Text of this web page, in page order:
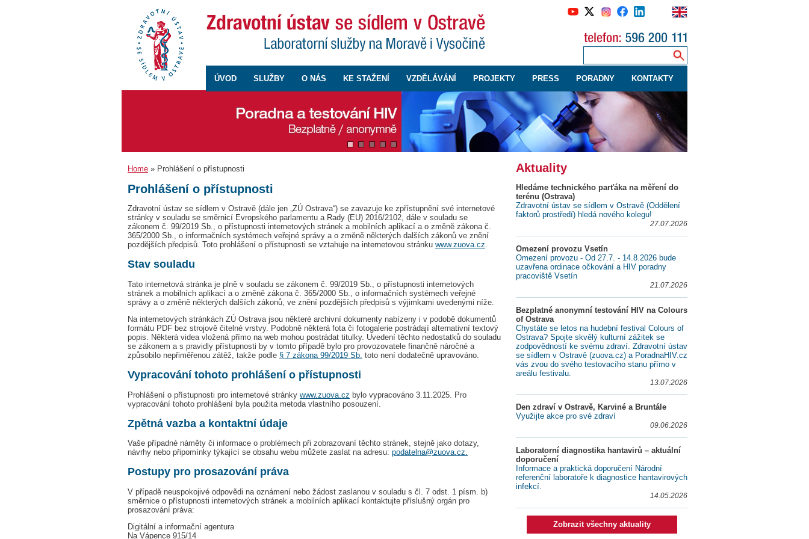
ÚVOD SLUŽBY O NÁS KE STAŽENÍ VZDĚLÁVÁNÍ PROJEKTY PRESS PORADNY KONTAKTY
Home » Prohlášení o přístupnosti
Prohlášení o přístupnosti
Zdravotní ústav se sídlem v Ostravě (dále jen „ZÚ Ostrava“) se zavazuje ke zpřístupnění své internetové
stránky v souladu se směrnicí Evropského parlamentu a Rady (EU) 2016/2102, dále v souladu se
zákonem č. 99/2019 Sb., o přístupnosti internetových stránek a mobilních aplikací a o změně zákona č.
365/2000 Sb., o informačních systémech veřejné správy a o změně některých dalších zákonů ve znění
pozdějších předpisů. Toto prohlášení o přístupnosti se vztahuje na internetovou stránku www.zuova.cz.
Stav souladu
Tato internetová stránka je plně v souladu se zákonem č. 99/2019 Sb., o přístupnosti internetových
stránek a mobilních aplikací a o změně zákona č. 365/2000 Sb., o informačních systémech veřejné
správy a o změně některých dalších zákonů, ve znění pozdějších předpisů s výjimkami uvedenými níže.
Na internetových stránkách ZÚ Ostrava jsou některé archivní dokumenty nabízeny i v podobě dokumentů
formátu PDF bez strojově čitelné vrstvy. Podobně některá fota či fotogalerie postrádají alternativní textový
popis. Některá videa vložená přímo na web mohou postrádat titulky. Uvedení těchto nedostatků do souladu
se zákonem a s pravidly přístupnosti by v tomto případě bylo pro provozovatele finančně náročné a
způsobilo nepřiměřenou zátěž, takže podle § 7 zákona 99/2019 Sb. toto není dodatečně upravováno.
Vypracování tohoto prohlášení o přístupnosti
Prohlášení o přístupnosti pro internetové stránky www.zuova.cz bylo vypracováno 3.11.2025. Pro
vypracování tohoto prohlášení byla použita metoda vlastního posouzení.
Zpětná vazba a kontaktní údaje
Vaše případné náměty či informace o problémech při zobrazovaní těchto stránek, stejně jako dotazy,
návrhy nebo připomínky týkající se obsahu webu můžete zaslat na adresu: podatelna@zuova.cz.
Postupy pro prosazování práva
V případě neuspokojivé odpovědi na oznámení nebo žádost zaslanou v souladu s čl. 7 odst. 1 písm. b)
směrnice o přístupnosti internetových stránek a mobilních aplikací kontaktujte příslušný orgán pro
prosazování práva:
Digitální a informační agentura
Na Vápence 915/14
Aktuality
Hledáme technického parťáka na měření do
terénu (Ostrava)
Zdravotní ústav se sídlem v Ostravě (Oddělení
faktorů prostředí) hledá nového kolegu!
27.07.2026
Omezení provozu Vsetín
Omezení provozu - Od 27.7. - 14.8.2026 bude
uzavřena ordinace očkování a HIV poradny
pracoviště Vsetín
21.07.2026
Bezplatné anonymní testování HIV na Colours
of Ostrava
Chystáte se letos na hudební festival Colours of
Ostrava? Spojte skvělý kulturní zážitek se
zodpovědností ke svému zdraví. Zdravotní ústav
se sídlem v Ostravě (zuova.cz) a PoradnaHIV.cz
vás zvou do svého testovacího stanu přímo v
areálu festivalu.
13.07.2026
Den zdraví v Ostravě, Karviné a Bruntále
Využijte akce pro své zdraví
09.06.2026
Laboratorní diagnostika hantavirů – aktuální
doporučení
Informace a praktická doporučení Národní
referenční laboratoře k diagnostice hantavirových
infekcí.
14.05.2026
Zobrazit všechny aktuality